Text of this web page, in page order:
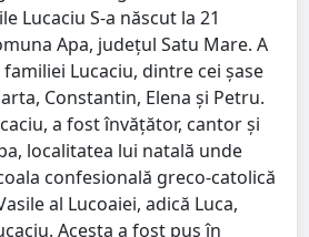
Lucaciu S-a născut la 21
Apa, judeţul Satu Mare. A
Lucaciu, dintre cei şase
Constantin, Elena şi Petru.
a fost învăţător, cantor şi
localitatea lui natală unde
confesională greco-catolică
al Lucoaiei, adică Luca,
Acesta a fost pus în